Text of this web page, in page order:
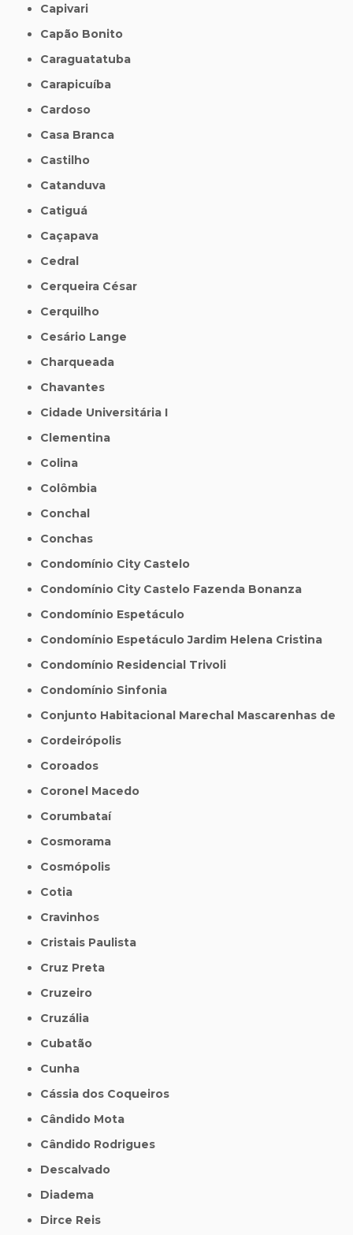
Capivari
Capão Bonito
Caraguatatuba
Carapicuíba
Cardoso
Casa Branca
Castilho
Catanduva
Catiguá
Caçapava
Cedral
Cerqueira César
Cerquilho
Cesário Lange
Charqueada
Chavantes
Cidade Universitária I
Clementina
Colina
Colômbia
Conchal
Conchas
Condomínio City Castelo
Condomínio City Castelo Fazenda Bonanza
Condomínio Espetáculo
Condomínio Espetáculo Jardim Helena Cristina
Condomínio Residencial Trivoli
Condomínio Sinfonia
Conjunto Habitacional Marechal Mascarenhas de
Cordeirópolis
Coroados
Coronel Macedo
Corumbataí
Cosmorama
Cosmópolis
Cotia
Cravinhos
Cristais Paulista
Cruz Preta
Cruzeiro
Cruzália
Cubatão
Cunha
Cássia dos Coqueiros
Cândido Mota
Cândido Rodrigues
Descalvado
Diadema
Dirce Reis